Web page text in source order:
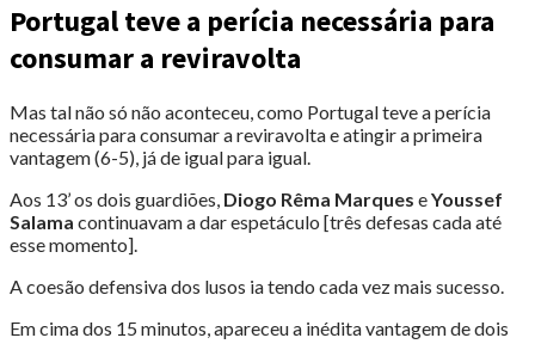
Portugal teve a perícia necessária para
consumar a reviravolta
Mas tal não só não aconteceu, como Portugal teve a perícia
necessária para consumar a reviravolta e atingir a primeira
vantagem (6-5), já de igual para igual.
Aos 13’ os dois guardiões, Diogo Rêma Marques eYoussef
Salama continuavam a dar espetáculo [três defesas cada até
esse momento].
A coesão defensiva dos lusos ia tendo cada vez mais sucesso.
Em cima dos 15 minutos, apareceu a inédita vantagem de dois